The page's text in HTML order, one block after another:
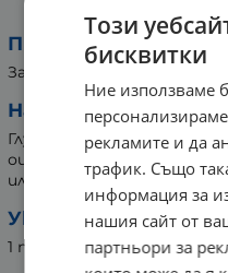
Предназначение:
За сила и енергия.
Натурален състав,
Глутен, лактоза, соя,
оцветители, изкуствени
или ГМО.
Указание за
1 пъти дневно x 1 капсула
Този
бисквитки
Ние използваме
рекламите и да
трафик. Също
информация за
нашия сайт от
партньори за